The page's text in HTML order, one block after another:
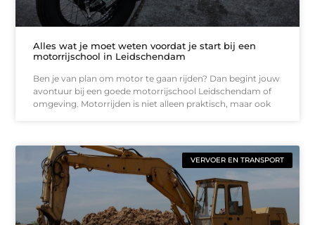
Alles wat je moet weten voordat je start bij een
motorrijschool in Leidschendam
Ben je van plan om motor te gaan rijden? Dan begint jouw
avontuur bij een goede motorrijschool Leidschendam of
omgeving. Motorrijden is niet alleen praktisch, maar ook
VERVOER EN TRANSPORT